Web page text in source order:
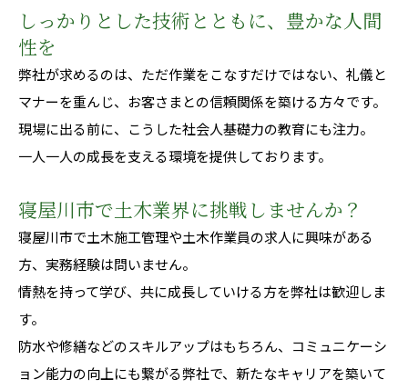
しっかりとした技術とともに、豊かな人間
性を
弊社が求めるのは、ただ作業をこなすだけではない、礼儀と
マナーを重んじ、お客さまとの信頼関係を築ける方々です。
現場に出る前に、こうした社会人基礎力の教育にも注力。
一人一人の成長を支える環境を提供しております。
寝屋川市で土木業界に挑戦しませんか？
寝屋川市で土木施工管理や土木作業員の求人に興味がある
方、実務経験は問いません。
情熱を持って学び、共に成長していける方を弊社は歓迎しま
す。
防水や修繕などのスキルアップはもちろん、コミュニケーシ
ョン能力の向上にも繋がる弊社で、新たなキャリアを築いて